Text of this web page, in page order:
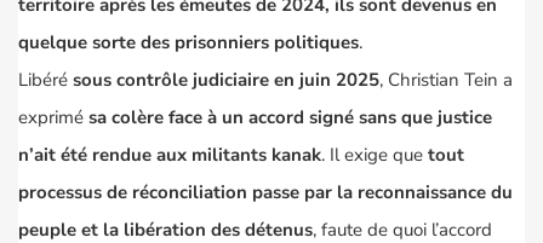
quelque sorte des prisonniers politiques.
Libéré sous contrôle judiciaire en juin 2025, Christian Tein a
exprimé sa colère face à un accord signé sans que justice
n’ait été rendue aux militants kanak. Il exige que tout
processus de réconciliation passe par la reconnaissance du
peuple et la libération des détenus, faute de quoi l’accord